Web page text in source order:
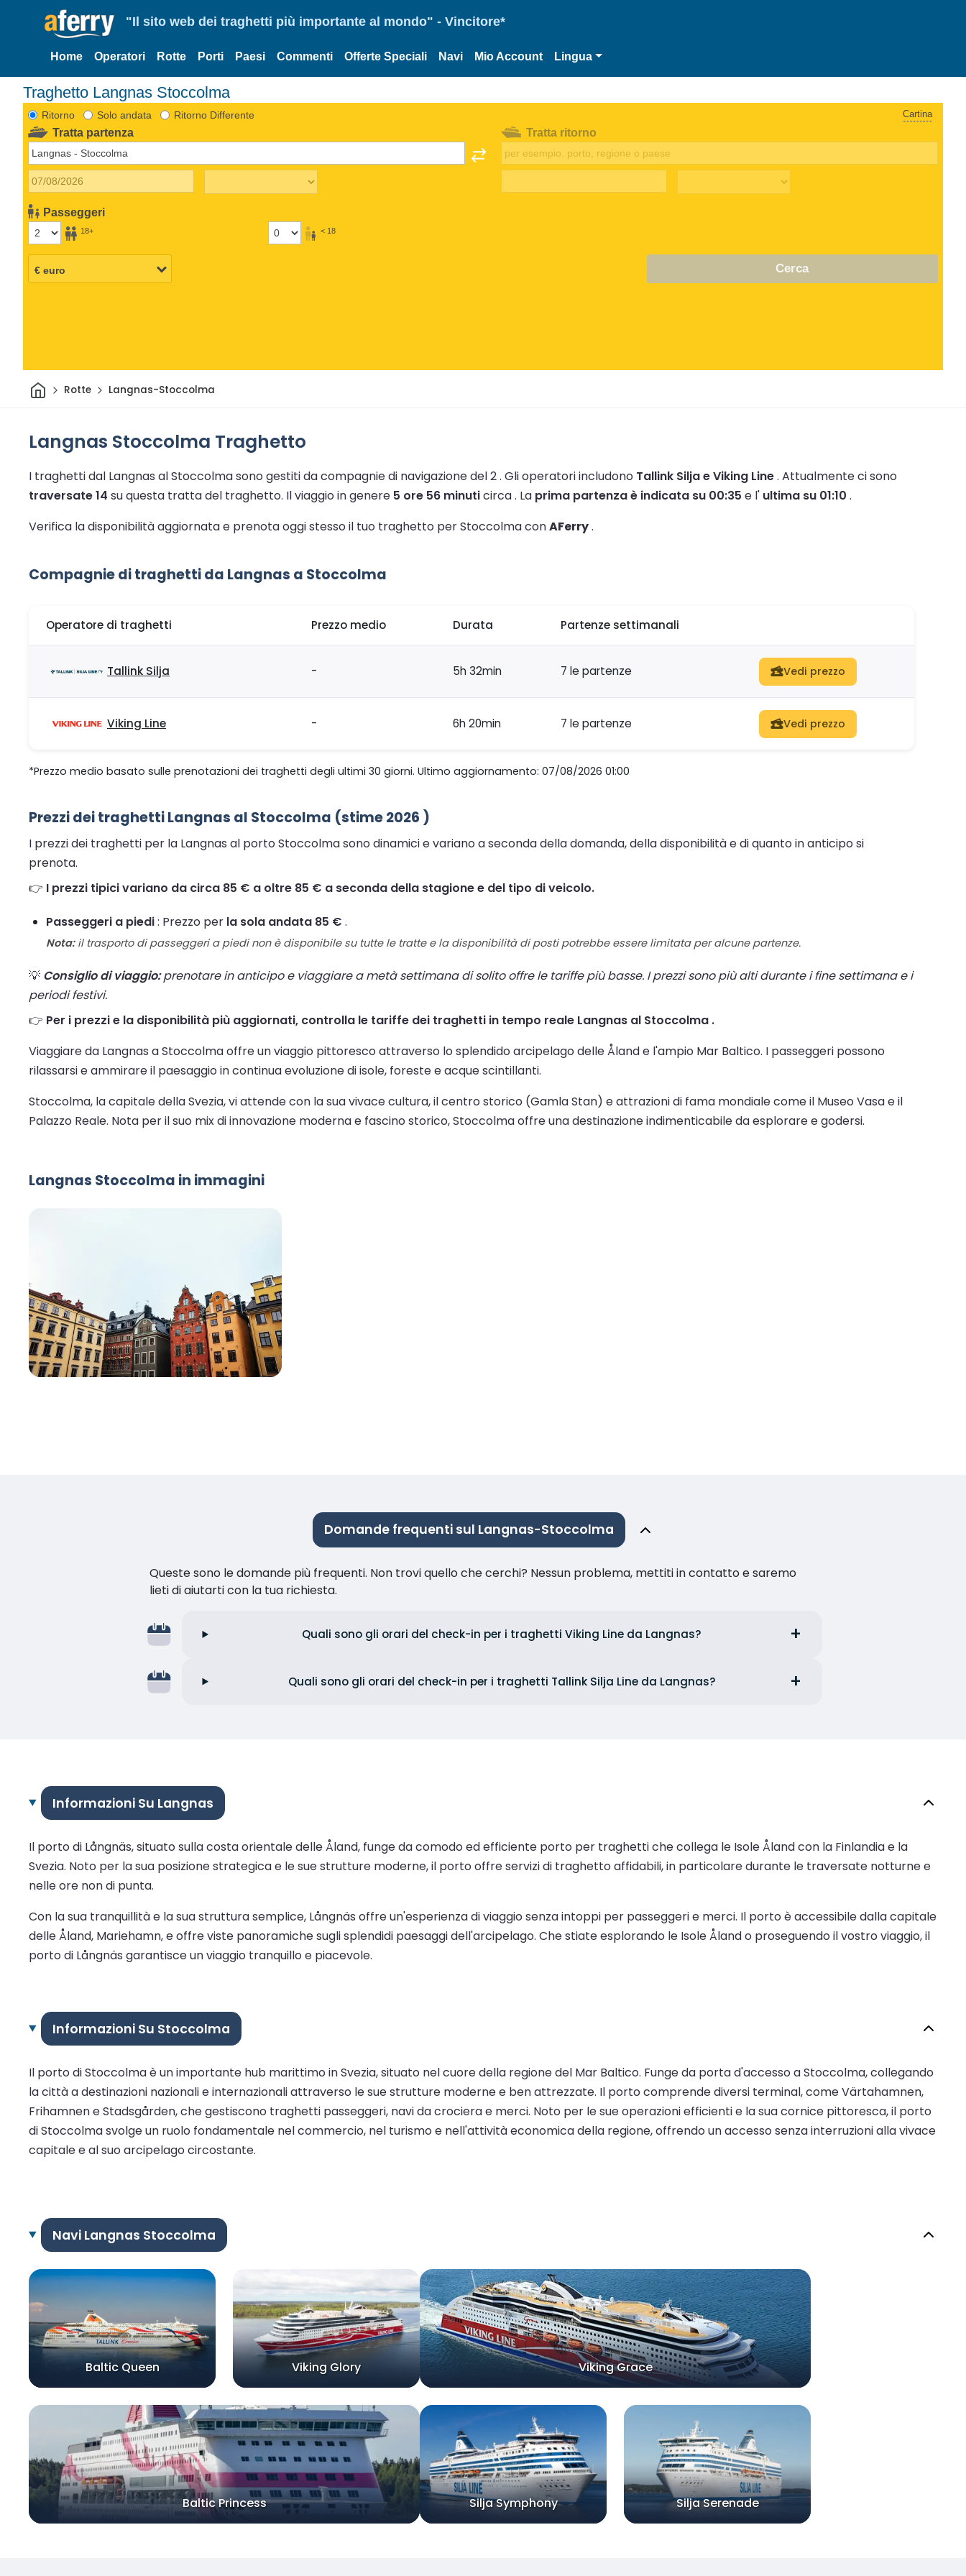
"Il sito web dei traghetti più importante al mondo" - Vincitore*
Home Operatori Rotte Porti Paesi Commenti Offerte Speciali Navi Mio Account Lingua
Traghetto Langnas Stoccolma
Ritorno Solo andata Ritorno Differente Cartina
Tratta partenza
Passeggeri
18+ < 18
Tratta ritorno
Cerca
CasaRotte Langnas-Stoccolma
Langnas Stoccolma Traghetto
I traghetti dal Langnas al Stoccolma sono gestiti da compagnie di navigazione del 2 . Gli operatori includono Tallink Silja e Viking Line. Attualmente ci sono
traversate 14 su questa tratta del traghetto. Il viaggio in genere 5 ore 56 minuticirca . La prima partenza è indicata su 00:35 e l' ultima su 01:10 .
Verifica la disponibilità aggiornata e prenota oggi stesso il tuo traghetto per Stoccolma conAFerry.
Compagnie di traghetti da Langnas a Stoccolma
Operatore di traghetti Prezzo medio Durata Partenze settimanali
Tallink Silja - 5h 32min 7 le partenze Vedi prezzo
Viking Line - 6h 20min 7 le partenze Vedi prezzo
*Prezzo medio basato sulle prenotazioni dei traghetti degli ultimi 30 giorni. Ultimo aggiornamento: 07/08/2026 01:00
Prezzi dei traghetti Langnas al Stoccolma (stime 2026 )
I prezzi dei traghetti per la Langnas al porto Stoccolma sono dinamici e variano a seconda della domanda, della disponibilità e di quanto in anticipo si
prenota.
👉 I prezzi tipici variano da circa 85 € a oltre 85 € a seconda della stagione e del tipo di veicolo.
Passeggeri a piedi: Prezzo per la sola andata 85 € .
Nota:il trasporto di passeggeri a piedi non è disponibile su tutte le tratte e la disponibilità di posti potrebbe essere limitata per alcune partenze.
💡 Consiglio di viaggio:prenotare in anticipo e viaggiare a metà settimana di solito offre le tariffe più basse. I prezzi sono più alti durante i fine settimana e i
periodi festivi.
👉 Per i prezzi e la disponibilità più aggiornati, controlla le tariffe dei traghetti in tempo reale Langnas al Stoccolma .
Viaggiare da Langnas a Stoccolma offre un viaggio pittoresco attraverso lo splendido arcipelago delle Åland e l'ampio Mar Baltico. I passeggeri possono
rilassarsi e ammirare il paesaggio in continua evoluzione di isole, foreste e acque scintillanti.
Stoccolma, la capitale della Svezia, vi attende con la sua vivace cultura, il centro storico (Gamla Stan) e attrazioni di fama mondiale come il Museo Vasa e il
Palazzo Reale. Nota per il suo mix di innovazione moderna e fascino storico, Stoccolma offre una destinazione indimenticabile da esplorare e godersi.
Langnas Stoccolma in immagini
Domande frequenti sul Langnas-Stoccolma
Queste sono le domande più frequenti. Non trovi quello che cerchi? Nessun problema, mettiti in contatto e saremo
lieti di aiutarti con la tua richiesta.
Quali sono gli orari del check-in per i traghetti Viking Line da Langnas?
Quali sono gli orari del check-in per i traghetti Tallink Silja Line da Langnas?
Informazioni Su Langnas
Il porto di Långnäs, situato sulla costa orientale delle Åland, funge da comodo ed efficiente porto per traghetti che collega le Isole Åland con la Finlandia e la
Svezia. Noto per la sua posizione strategica e le sue strutture moderne, il porto offre servizi di traghetto affidabili, in particolare durante le traversate notturne e
nelle ore non di punta.
Con la sua tranquillità e la sua struttura semplice, Långnäs offre un'esperienza di viaggio senza intoppi per passeggeri e merci. Il porto è accessibile dalla capitale
delle Åland, Mariehamn, e offre viste panoramiche sugli splendidi paesaggi dell'arcipelago. Che stiate esplorando le Isole Åland o proseguendo il vostro viaggio, il
porto di Långnäs garantisce un viaggio tranquillo e piacevole.
Informazioni Su Stoccolma
Il porto di Stoccolma è un importante hub marittimo in Svezia, situato nel cuore della regione del Mar Baltico. Funge da porta d'accesso a Stoccolma, collegando
la città a destinazioni nazionali e internazionali attraverso le sue strutture moderne e ben attrezzate. Il porto comprende diversi terminal, come Värtahamnen,
Frihamnen e Stadsgården, che gestiscono traghetti passeggeri, navi da crociera e merci. Noto per le sue operazioni efficienti e la sua cornice pittoresca, il porto
di Stoccolma svolge un ruolo fondamentale nel commercio, nel turismo e nell'attività economica della regione, offrendo un accesso senza interruzioni alla vivace
capitale e al suo arcipelago circostante.
Navi Langnas Stoccolma
Baltic Queen Viking Glory
Baltic Princess
Viking Grace
Silja Symphony Silja Serenade